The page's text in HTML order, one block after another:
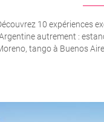
10 expériences
autrement :
tango à Buenos